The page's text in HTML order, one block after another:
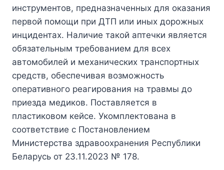
инструментов, предназначенных для оказания
первой помощи при ДТП или иных дорожных
инцидентах. Наличие такой аптечки является
обязательным требованием для всех
автомобилей и механических транспортных
средств, обеспечивая возможность
оперативного реагирования на травмы до
приезда медиков. Поставляется в
пластиковом кейсе. Укомплектована в
соответствие с Постановлением
Министерства здравоохранения Республики
Беларусь от 23.11.2023 № 178.